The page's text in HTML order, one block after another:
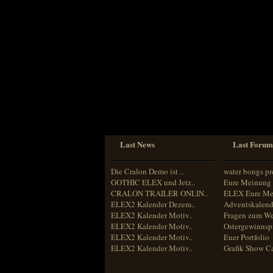
Last News
Die Cralon Demo ist ..
GOTHIC ELEX und Jetz..
CRALON TRAILER ONLIN..
ELEX2 Kalender Dezem..
ELEX2 Kalender Motiv..
ELEX2 Kalender Motiv..
ELEX2 Kalender Motiv..
ELEX2 Kalender Motiv..
Last Forum
water bongs
Eure Meinung
ELEX Eure
Fragen zum
Euer Portfolio
Grafik Show